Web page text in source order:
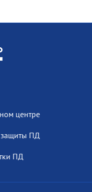
центре
ПД
ПД